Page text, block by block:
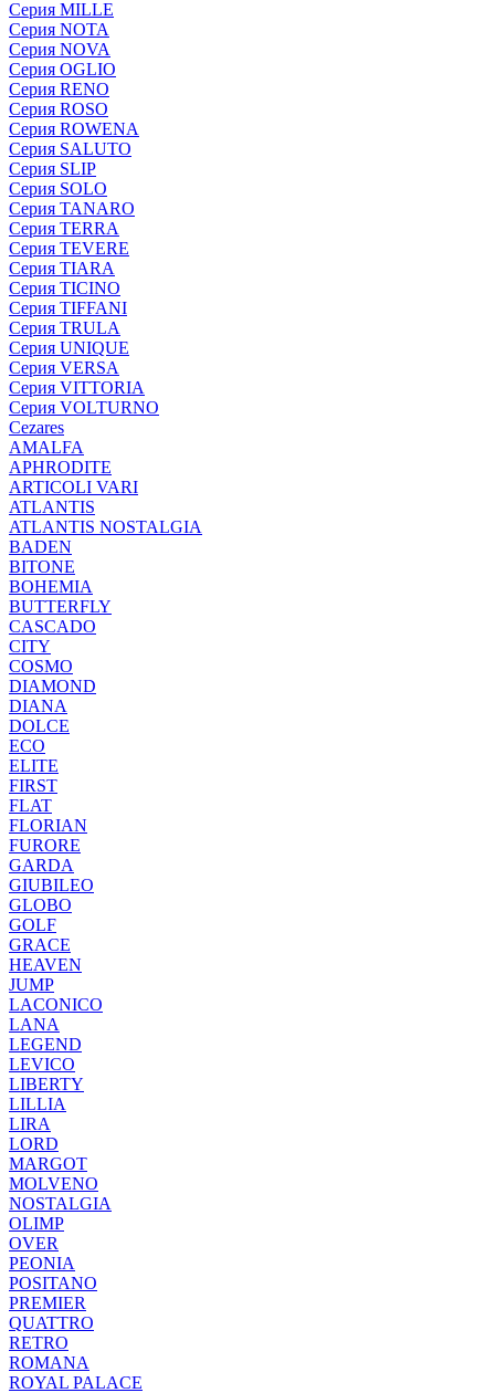
Серия MILLE
Серия NOTA
Серия NOVA
Серия OGLIO
Серия RENO
Серия ROSO
Серия ROWENA
Серия SALUTO
Серия SLIP
Серия SOLO
Серия TANARO
Серия TERRA
Серия TEVERE
Серия TIARA
Серия TICINO
Серия TIFFANI
Серия TRULA
Серия UNIQUE
Серия VERSA
Серия VITTORIA
Серия VOLTURNO
Cezares
AMALFA
APHRODITE
ARTICOLI VARI
ATLANTIS
ATLANTIS NOSTALGIA
BADEN
BITONE
BOHEMIA
BUTTERFLY
CASCADO
CITY
COSMO
DIAMOND
DIANA
DOLCE
ECO
ELITE
FIRST
FLAT
FLORIAN
FURORE
GARDA
GIUBILEO
GLOBO
GOLF
GRACE
HEAVEN
JUMP
LACONICO
LANA
LEGEND
LEVICO
LIBERTY
LILLIA
LIRA
LORD
MARGOT
MOLVENO
NOSTALGIA
OLIMP
OVER
PEONIA
POSITANO
PREMIER
QUATTRO
RETRO
ROMANA
ROYAL PALACE